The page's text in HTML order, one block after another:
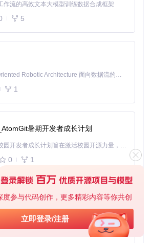
度参与代码创作，更多精彩内容等你共创
立即登录/注册
作流的高效文本大模型训练数据合成框架
5
DORA (Dataflow-Oriented Robotic Architecture 面向数据流的机器人架构) 是为 AI 与具身智能机器人打造的高性能开发框架，以数据流范式重构开发逻辑，原生支持分布式部署与端边云协同 —— 无需复杂适配，即可实现一体端到端具身大小脑、VLA等模型部署，无缝衔接感知、推理、控制全链路，让 AI 能力与机器人动作深度融合。 依托 Rust 内核与零拷贝通信技术，它将具身大小脑、VLA等模型推理、多模态数据融合延迟压缩至微秒级，同时兼容 ROS2 生态与国产 AI 芯片，彻底降低具身智能机器人的开发门槛，让分布式部署下的 AI 赋能创新更高效、更灵活。
1
暑期开发者成长计划
「源启盛夏」暑期校园开发者成长计划旨在激活校园开源力量，通过积分激励、认证扶持、资源倾斜等形式，引导高校组织和开发者完成「入驻 — 建项目 — 做贡献 — 获认证 — 得资源」的完整闭环。无论你是想带领社团入驻平台的组织者，还是希望用代码贡献证明自己的开发者，都能在这里找到属于你的成长路径。
0 1
基于Python的Xiaozhi AI，适用于想要完整Xiaozhi体验而无需拥有专用硬件的用户。
1